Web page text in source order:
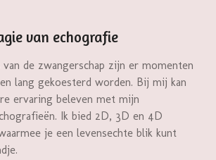
van echografie
de zwangerschap zijn er momenten
lang gekoesterd worden. Bij mij kan
ervaring beleven met mijn
Ik bied 2D, 3D en 4D
je een levensechte blik kunt